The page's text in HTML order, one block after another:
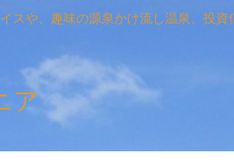
や、趣味の源泉かけ流し温泉、投
ア